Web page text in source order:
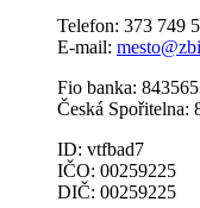
Telefon: 373 749
E-mail:
Fio banka:
Česká Spořitelna:
ID: vtfbad7
IČO: 00259225
DIČ: 00259225